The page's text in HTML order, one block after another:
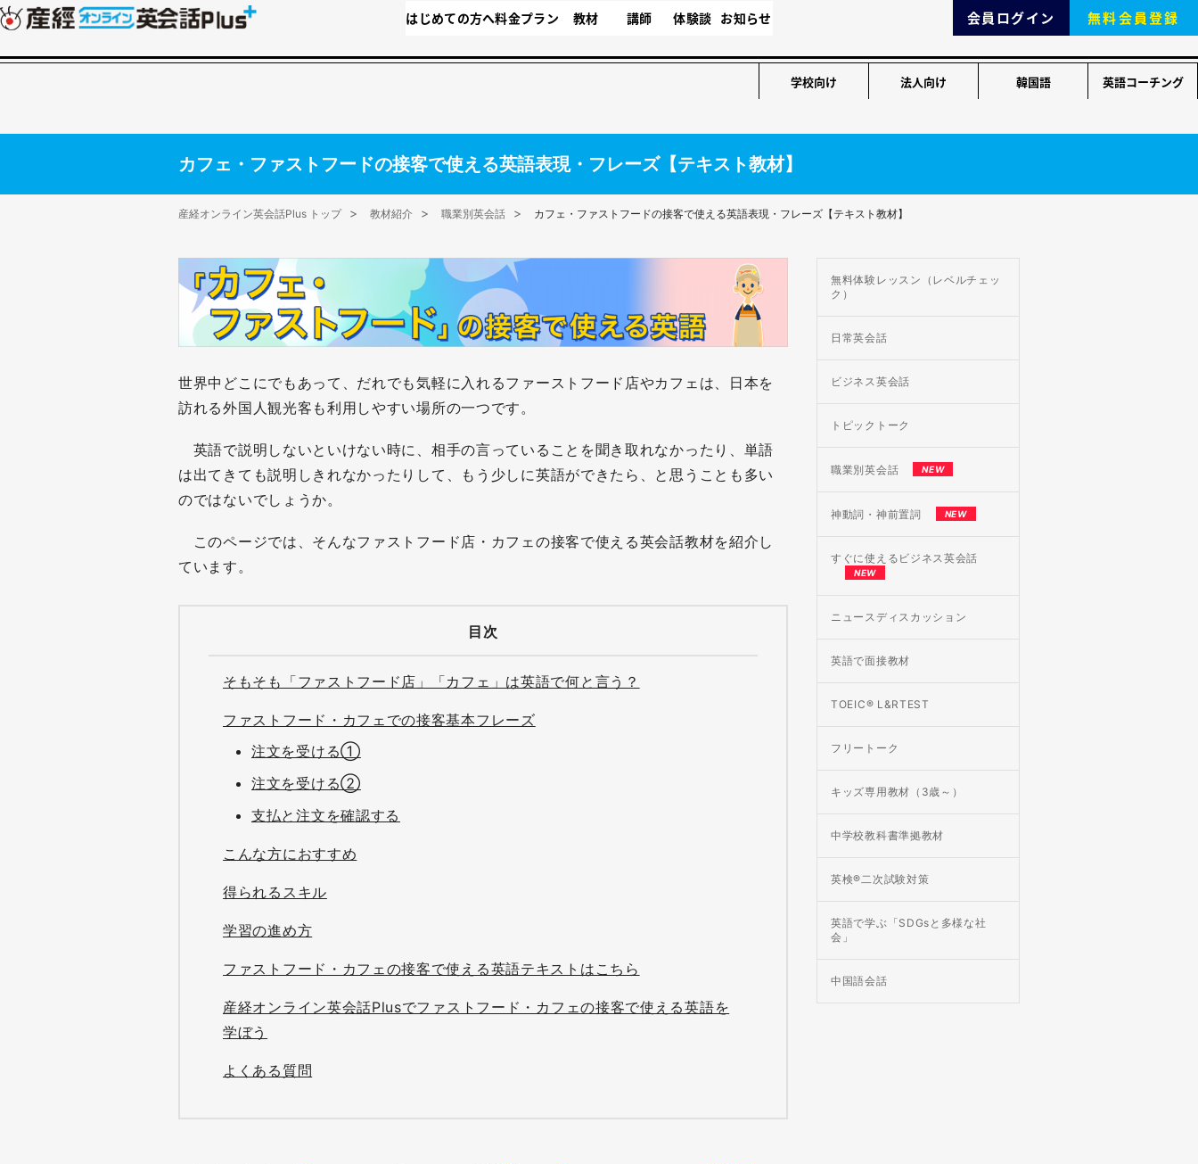
はじめての方へ料金プラン 教材 講師 体験談 お知らせ 会員ログイン 無料会員登録
学校向け 法人向け 韓国語 英語コーチング
カフェ・ファストフードの接客で使える英語表現・フレーズ【テキスト教材】
産経オンライン英会話Plus トップ 教材紹介 職業別英会話 カフェ・ファストフードの接客で使える英語表現・フレーズ【テキスト教材】
世界中どこにでもあって、だれでも気軽に入れるファーストフード店やカフェは、日本を
訪れる外国人観光客も利用しやすい場所の一つです。
英語で説明しないといけない時に、相手の言っていることを聞き取れなかったり、単語
は出てきても説明しきれなかったりして、もう少しに英語ができたら、と思うことも多い
のではないでしょうか。
このページでは、そんなファストフード店・カフェの接客で使える英会話教材を紹介し
ています。
目次
そもそも「ファストフード店」「カフェ」は英語で何と言う？
ファストフード・カフェでの接客基本フレーズ
注文を受ける①
注文を受ける②
支払と注文を確認する
こんな方におすすめ
得られるスキル
学習の進め方
ファストフード・カフェの接客で使える英語テキストはこちら
産経オンライン英会話Plusでファストフード・カフェの接客で使える英語を
学ぼう
よくある質問
無料体験レッスン（レベルチェッ
ク）
日常英会話
ビジネス英会話
トピックトーク
職業別英会話 NEW
神動詞・神前置詞 NEW
すぐに使えるビジネス英会話
NEW
ニュースディスカッション
英語で面接教材
TOEIC® L&RTEST
フリートーク
キッズ専用教材（3歳～）
中学校教科書準拠教材
英検®二次試験対策
英語で学ぶ「SDGsと多様な社
会」
中国語会話